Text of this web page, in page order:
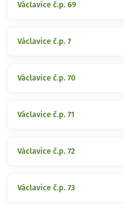
Václavice č.p. 69
Václavice č.p. 7
Václavice č.p. 70
Václavice č.p. 71
Václavice č.p. 72
Václavice č.p. 73